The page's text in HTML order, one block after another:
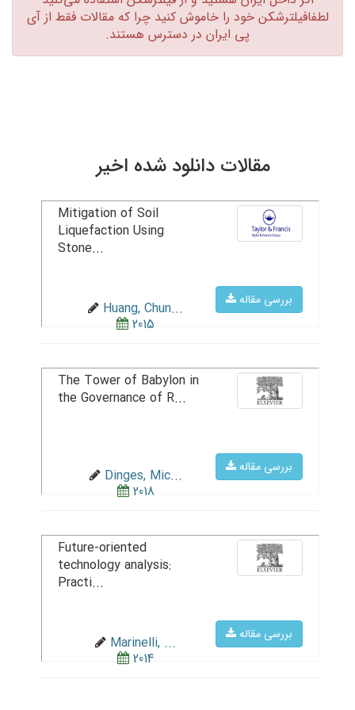
لطفافیلترشکن خود را خاموش کنید چرا که مقالات فقط از آی
پی ایران در دسترس هستند.‏
مقالات دانلود شده اخیر
بررسی مقاله
Mitigation of Soil
Liquefaction Using
Stone...
Huang, Chun...
2015
بررسی مقاله
The Tower of Babylon in
the Governance of R...
Dinges, Mic...
2018
بررسی مقاله
Future-oriented
technology analysis:
Practi...
Marinelli, ...
2014